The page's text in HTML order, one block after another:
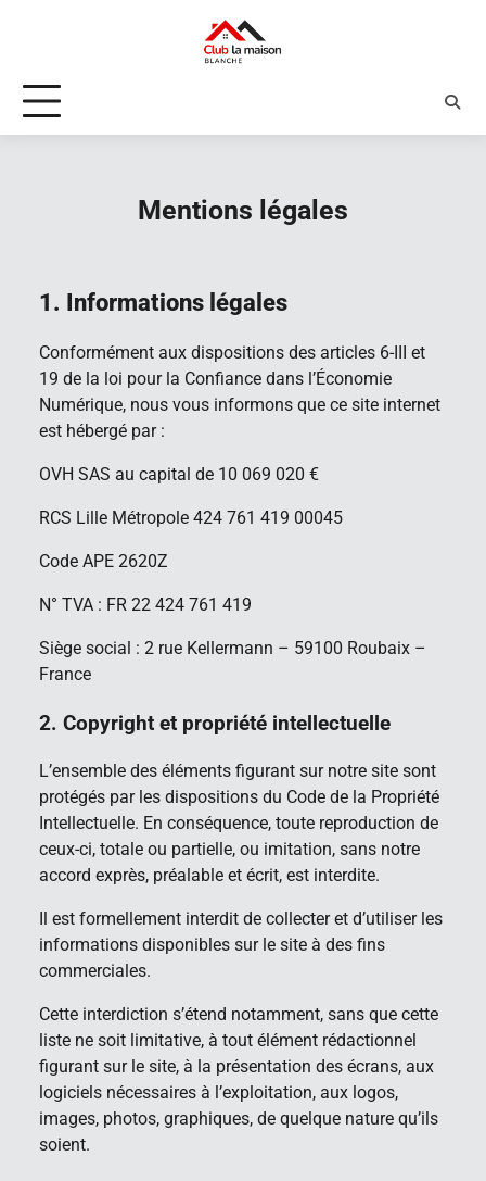
Mentions légales
1. Informations légales
Conformément aux dispositions des articles 6-III et
19 de la loi pour la Confiance dans l’Économie
Numérique, nous vous informons que ce site internet
est hébergé par :
OVH SAS au capital de 10 069 020 €
RCS Lille Métropole 424 761 419 00045
Code APE 2620Z
N° TVA : FR 22 424 761 419
Siège social : 2 rue Kellermann – 59100 Roubaix –
France
2. Copyright et propriété intellectuelle
L’ensemble des éléments figurant sur notre site sont
protégés par les dispositions du Code de la Propriété
Intellectuelle. En conséquence, toute reproduction de
ceux-ci, totale ou partielle, ou imitation, sans notre
accord exprès, préalable et écrit, est interdite.
Il est formellement interdit de collecter et d’utiliser les
informations disponibles sur le site à des fins
commerciales.
Cette interdiction s’étend notamment, sans que cette
liste ne soit limitative, à tout élément rédactionnel
figurant sur le site, à la présentation des écrans, aux
logiciels nécessaires à l’exploitation, aux logos,
images, photos, graphiques, de quelque nature qu’ils
soient.